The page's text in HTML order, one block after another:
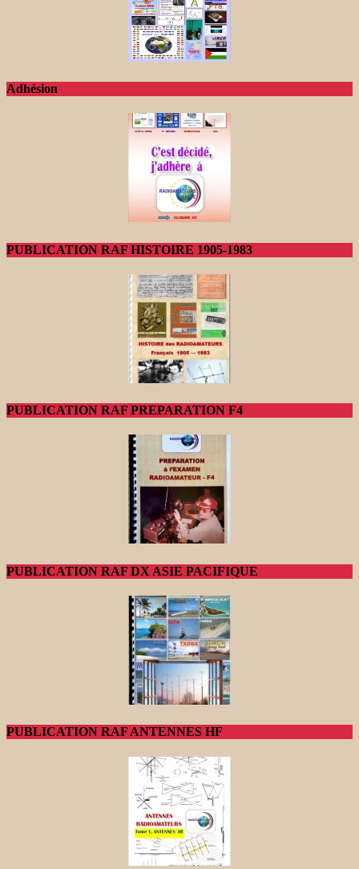
Adhésion
PUBLICATION RAF HISTOIRE 1905-1983
PUBLICATION RAF PREPARATION F4
PUBLICATION RAF DX ASIE PACIFIQUE
PUBLICATION RAF ANTENNES HF